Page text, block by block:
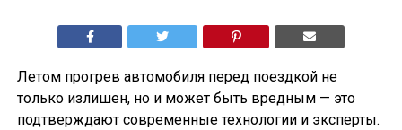
Летом прогрев автомобиля перед поездкой не
только излишен, но и может быть вредным — это
подтверждают современные технологии и эксперты.